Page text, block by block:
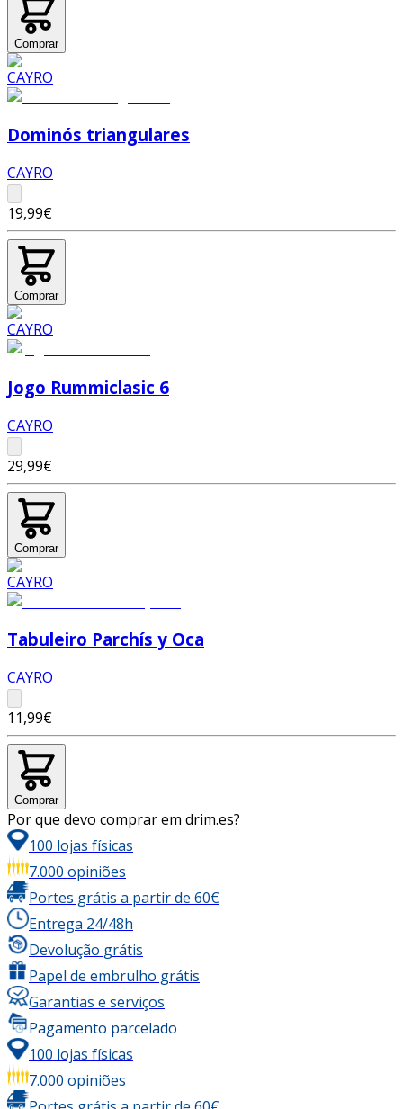
Comprar
Dominós triangulares
CAYRO
19,99€
Comprar
Jogo Rummiclasic 6
CAYRO
29,99€
Comprar
Tabuleiro Parchís y Oca
CAYRO
11,99€
Comprar
Por que devo comprar em drim.es?
100 lojas físicas
7.000 opiniões
Portes grátis a partir de 60€
Entrega 24/48h
Devolução grátis
Papel de embrulho grátis
Garantias e serviços
Pagamento parcelado
100 lojas físicas
7.000 opiniões